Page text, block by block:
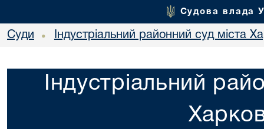
Судова влада
Суди • Індустріальний районний суд міста
Індустріальний